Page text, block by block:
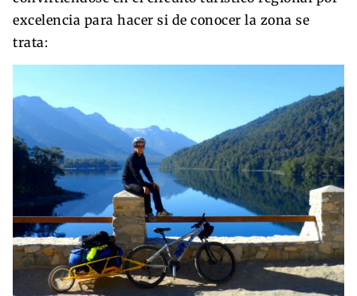
excelencia para hacer si de conocer la zona se
trata: